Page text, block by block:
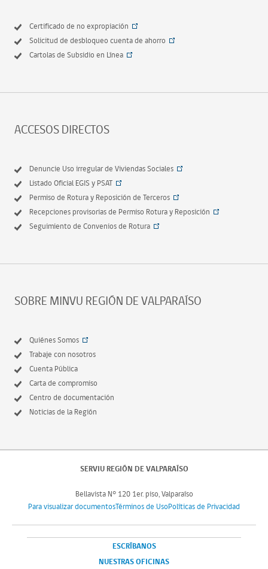
Certificado de no expropiación
Solicitud de desbloqueo cuenta de ahorro
Cartolas de Subsidio en Línea
ACCESOS DIRECTOS
Denuncie Uso irregular de Viviendas Sociales
Listado Oficial EGIS y PSAT
Permiso de Rotura y Reposición de Terceros
Recepciones provisorias de Permiso Rotura y Reposición
Seguimiento de Convenios de Rotura
SOBRE MINVU REGIÓN DE VALPARAÍSO
Quiénes Somos
Trabaje con nosotros
Cuenta Pública
Carta de compromiso
Centro de documentación
Noticias de la Región
SERVIU REGIÓN DE VALPARAÍSO
Bellavista N° 120 1er. piso, Valparaíso
Para visualizar documentosTérminos de UsoPolíticas de Privacidad
ESCRÍBANOS
NUESTRAS OFICINAS